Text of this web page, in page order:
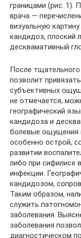
границами (рис. 1).
врача —
визуальную
кандидоз, плоский
десквамативный
После
позволит
субъективных
не отмечается,
географический
кандидоза и
болевые ощущения
особенно острой,
развитии
либо при сифилисе
инфекции.
кандидозом,
Таким образом,
служить
заболевания.
заболевания
диагностическом